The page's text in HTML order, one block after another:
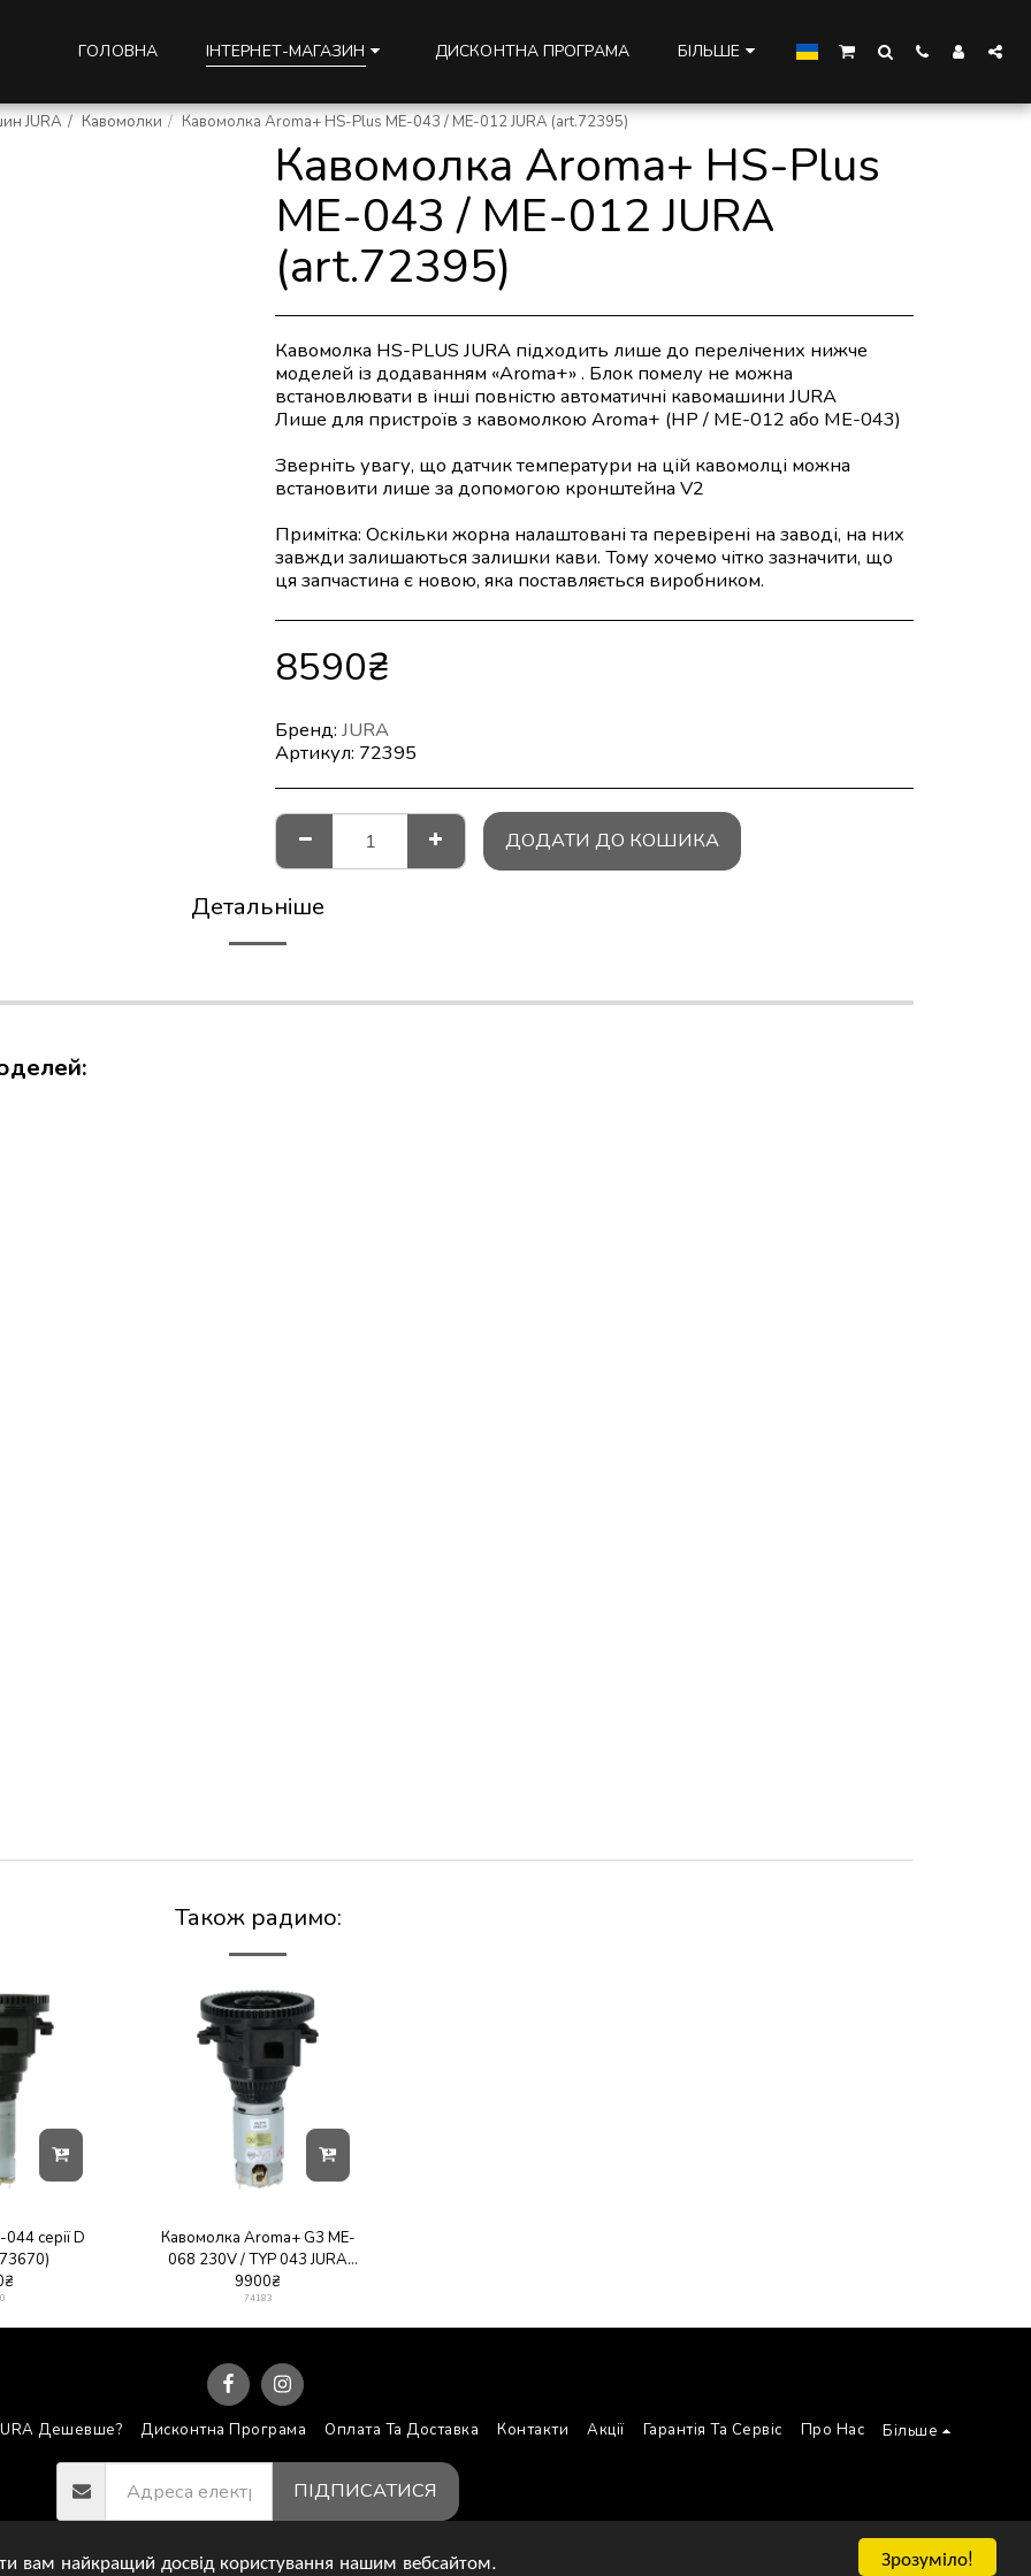
Зрозуміло!
вам найкращий досвід користування нашим вебсайтом.
ГОЛОВНА ІНТЕРНЕТ-МАГАЗИН ДИСКОНТНА ПРОГРАМА БІЛЬШЕ
JURA Кавомолки Кавомолка Aroma+ HS-Plus ME-043 / ME-012 JURA (art.72395)
Кавомолка Aroma+ HS-Plus
ME-043 / ME-012 JURA
(art.72395)
Кавомолка HS-PLUS JURA підходить лише до перелічених нижче
моделей із додаванням «Aroma+» . Блок помелу не можна
встановлювати в інші повністю автоматичні кавомашини JURA
Лише для пристроїв з кавомолкою Aroma+ (HP / ME-012 або ME-043)
Зверніть увагу, що датчик температури на цій кавомолці можна
встановити лише за допомогою кронштейна V2
Примітка: Оскільки жорна налаштовані та перевірені на заводі, на них
завжди залишаються залишки кави. Тому хочемо чітко зазначити, що
ця запчастина є новою, яка поставляється виробником.
8590₴
Бренд: JURA
Артикул: 72395
ДОДАТИ ДО КОШИКА
Детальніше
Також радимо:
серії D
₴
Кавомолка Aroma+ G3 ME-
068 230V / TYP 043 JURA
(art.74183)
9900₴
74183
Дешевше? Дисконтна Програма Оплата Та Доставка Контакти Акції Гарантія Та Сервіс Про Нас Більше
ПІДПИСАТИСЯ